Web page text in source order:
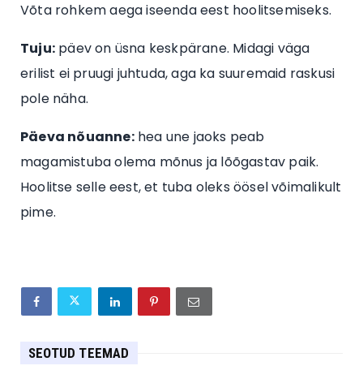
Võta rohkem aega iseenda eest hoolitsemiseks.
Tuju: päev on üsna keskpärane. Midagi väga
erilist ei pruugi juhtuda, aga ka suuremaid raskusi
pole näha.
Päeva nõuanne:hea une jaoks peab
magamistuba olema mõnus ja lõõgastav paik.
Hoolitse selle eest, et tuba oleks öösel võimalikult
pime.
SEOTUD TEEMAD